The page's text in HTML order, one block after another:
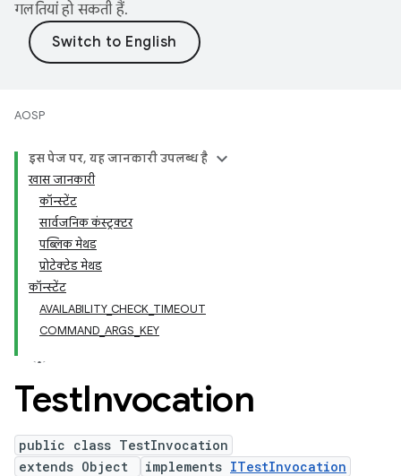
गलतियां हो सकती हैं.
AOSP
इस पेज पर, यह जानकारी उपलब्ध है
खास जानकारी
कॉन्स्टेंट
सार्वजनिक कंस्ट्रक्टर
पब्लिक मेथड
प्रोटेक्टेड मेथड
कॉन्स्टेंट
AVAILABILITY_CHECK_TIMEOUT
COMMAND_ARGS_KEY
TestInvocation
public class TestInvocation
extends Object
implements ITestInvocation